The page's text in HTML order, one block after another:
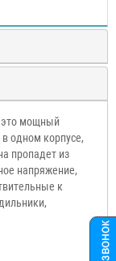
это мощный
в одном корпусе,
пропадет из
напряжение,
к